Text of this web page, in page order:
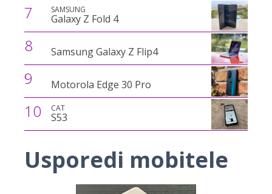
7 SAMSUNG
Galaxy Z Fold 4
8 Samsung Galaxy Z Flip4
9 Motorola Edge 30 Pro
10 CAT
S53
Usporedi mobitele